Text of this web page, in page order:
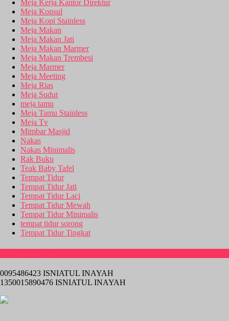
Meja Kerja Kantor Direktur
Meja Konsul
Meja Kopi Stainless
Meja Makan
Meja Makan Jati
Meja Makan Marmer
Meja Makan Trembesi
Meja Marmer
Meja Meeting
Meja Rias
Meja Sudut
meja tamu
Meja Tamu Stainless
Meja Tv
Mimbar Masjid
Nakas
Nakas Minimalis
Rak Buku
Teak Baby Tafel
Tempat Tidur
Tempat Tidur Jati
Tempat Tidur Laci
Tempat Tidur Mewah
Tempat Tidur Minimalis
tempat tidur sorong
Tempat Tidur Tingkat
0095486423 ISNIATUL INAYAH
1350015890476 ISNIATUL INAYAH